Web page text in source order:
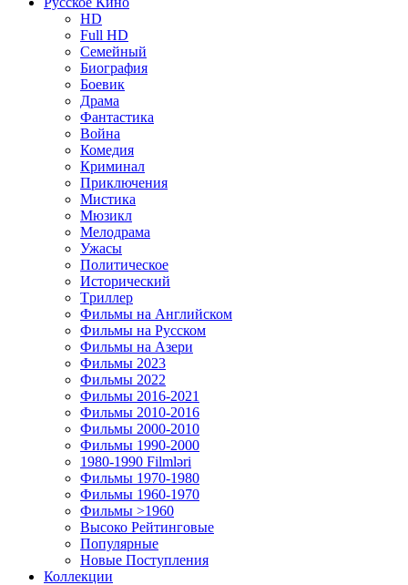
HD
Full HD
Семейный
Биография
Боевик
Драма
Фантастика
Война
Комедия
Криминал
Приключения
Мистика
Мюзикл
Мелодрама
Ужасы
Политическое
Исторический
Tриллер
Фильмы на Английском
Фильмы на Русском
Фильмы на Азери
Фильмы 2023
Фильмы 2022
Фильмы 2016-2021
Фильмы 2010-2016
Фильмы 2000-2010
Фильмы 1990-2000
1980-1990 Filmləri
Фильмы 1970-1980
Фильмы 1960-1970
Фильмы >1960
Высоко Рейтинговые
Популярные
Новые Поступления
Коллекции